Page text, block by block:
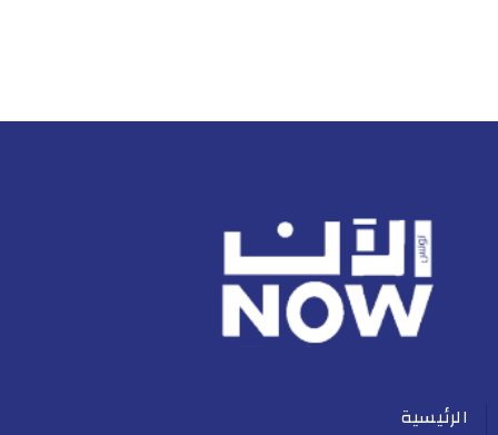
الرئيسية